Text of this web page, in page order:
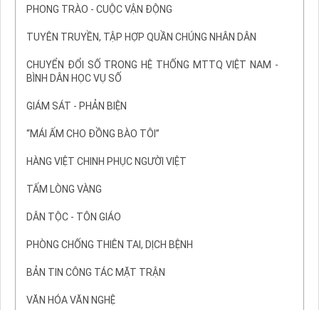
PHONG TRÀO - CUỘC VẬN ĐỘNG
TUYÊN TRUYỀN, TẬP HỢP QUẦN CHÚNG NHÂN DÂN
CHUYỂN ĐỔI SỐ TRONG HỆ THỐNG MTTQ VIỆT NAM -
BÌNH DÂN HỌC VỤ SỐ
GIÁM SÁT - PHẢN BIỆN
“MÁI ẤM CHO ĐỒNG BÀO TÔI”
HÀNG VIỆT CHINH PHỤC NGƯỜI VIỆT
TẤM LÒNG VÀNG
DÂN TỘC - TÔN GIÁO
PHÒNG CHỐNG THIÊN TAI, DỊCH BỆNH
BẢN TIN CÔNG TÁC MẶT TRẬN
VĂN HÓA VĂN NGHỆ